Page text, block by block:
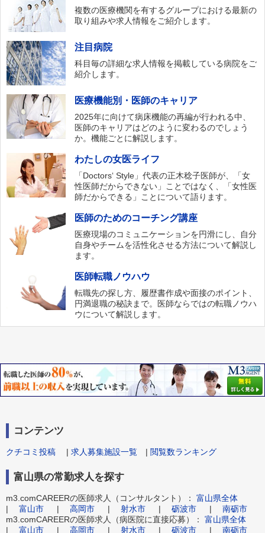
複数の医療機関を有するグループにおける最新の
取り組みや求人情報をご紹介します。
注目病院
科目毎の詳細な求人情報を掲載している病院をご
紹介します。
医療機能別・医師のキャリア
2025年に向けて病床機能の再編が行われる中、
医師のキャリアはどのように変わるのでしょう
か。機能ごとに解説します。
わたしの女医ライフ
「Doctors‘ Style」代表の正木稔子医師が、「女
性医師だからできない」ことではなく、「女性医
師だからできる」ことについて語ります。
医師のためのコーチング講座
医療現場のコミュニケーションを円滑にし、自分
自身やチームを活性化させる方法について解説し
ます。
医師転職ノウハウ
転職先の探し方、履歴書作成や面接のポイント、
円満退職の秘訣まで。医師ならではの転職ノウハ
ウについて解説します。
コンテンツ
クチコミ投稿 | 求人募集施設一覧 | 閲覧数ランキング
富山県の常勤求人を探す
m3.comCAREERの医師求人（コンサルタント）： 富山県全体
| 富山市 | 高岡市 | 射水市 | 砺波市 | 南砺市
m3.comCAREERの医師求人（病医院に直接応募）： 富山県全体
| 富山市 | 高岡市 | 射水市 | 砺波市 | 南砺市